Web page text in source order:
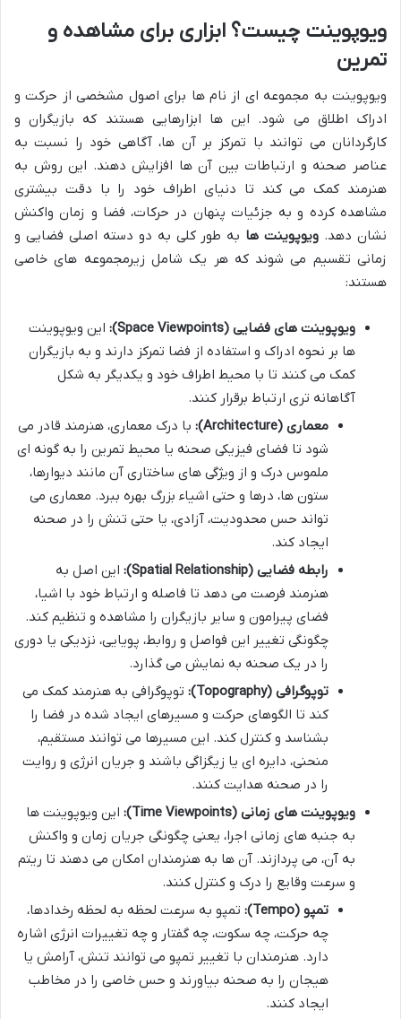
ویوپوینت چیست؟ ابزاری برای مشاهده و
تمرین
ویوپوینت به مجموعه ای از نام ها برای اصول مشخصی از حرکت و
ادراک اطلاق می شود. این ها ابزارهایی هستند که بازیگران و
کارگردانان می توانند با تمرکز بر آن ها، آگاهی خود را نسبت به
عناصر صحنه و ارتباطات بین آن ها افزایش دهند. این روش به
هنرمند کمک می کند تا دنیای اطراف خود را با دقت بیشتری
مشاهده کرده و به جزئیات پنهان در حرکات، فضا و زمان واکنش
نشان دهد. ویوپوینت ها به طور کلی به دو دسته اصلی فضایی و
زمانی تقسیم می شوند که هر یک شامل زیرمجموعه های خاصی
هستند:
ویوپوینت های فضایی (Space Viewpoints):
این ویوپوینت
ها بر نحوه ادراک و استفاده از فضا تمرکز دارند و به بازیگران
کمک می کنند تا با محیط اطراف خود و یکدیگر به شکل
آگاهانه تری ارتباط برقرار کنند.
معماری (Architecture):
با درک معماری، هنرمند قادر می
شود تا فضای فیزیکی صحنه یا محیط تمرین را به گونه ای
ملموس درک و از ویژگی های ساختاری آن مانند دیوارها،
ستون ها، درها و حتی اشیاء بزرگ بهره ببرد. معماری می
تواند حس محدودیت، آزادی، یا حتی تنش را در صحنه
ایجاد کند.
رابطه فضایی (Spatial Relationship):
این اصل به
هنرمند فرصت می دهد تا فاصله و ارتباط خود با اشیا،
فضای پیرامون و سایر بازیگران را مشاهده و تنظیم کند.
چگونگی تغییر این فواصل و روابط، پویایی، نزدیکی یا دوری
را در یک صحنه به نمایش می گذارد.
توپوگرافی (Topography):
توپوگرافی به هنرمند کمک می
کند تا الگوهای حرکت و مسیرهای ایجاد شده در فضا را
بشناسد و کنترل کند. این مسیرها می توانند مستقیم،
منحنی، دایره ای یا زیگزاگی باشند و جریان انرژی و روایت
را در صحنه هدایت کنند.
ویوپوینت های زمانی (Time Viewpoints):
این ویوپوینت ها
به جنبه های زمانی اجرا، یعنی چگونگی جریان زمان و واکنش
به آن، می پردازند. آن ها به هنرمندان امکان می دهند تا ریتم
و سرعت وقایع را درک و کنترل کنند.
تمپو (Tempo):
تمپو به سرعت لحظه به لحظه رخدادها،
چه حرکت، چه سکوت، چه گفتار و چه تغییرات انرژی اشاره
دارد. هنرمندان با تغییر تمپو می توانند تنش، آرامش یا
هیجان را به صحنه بیاورند و حس خاصی را در مخاطب
ایجاد کنند.